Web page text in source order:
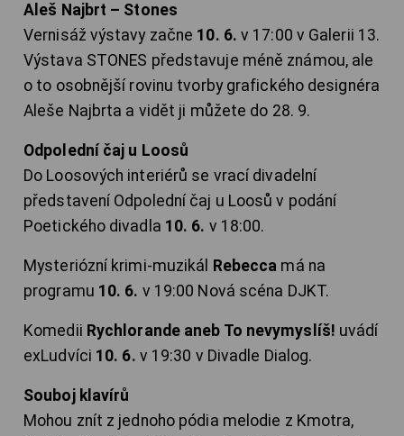
Aleš Najbrt – Stones
Vernisáž výstavy začne 10. 6. v 17:00 v Galerii 13.
Výstava STONES představuje méně známou, ale
o to osobnější rovinu tvorby grafického designéra
Aleše Najbrta a vidět ji můžete do 28. 9.
Odpolední čaj u Loosů
Do Loosových interiérů se vrací divadelní
představení Odpolední čaj u Loosů v podání
Poetického divadla 10. 6. v 18:00.
Mysteriózní krimi-muzikál Rebecca má na
programu 10. 6. v 19:00 Nová scéna DJKT.
Komedii Rychlorande aneb To nevymyslíš! uvádí
exLudvíci 10. 6. v 19:30 v Divadle Dialog.
Souboj klavírů
Mohou znít z jednoho pódia melodie z Kmotra,